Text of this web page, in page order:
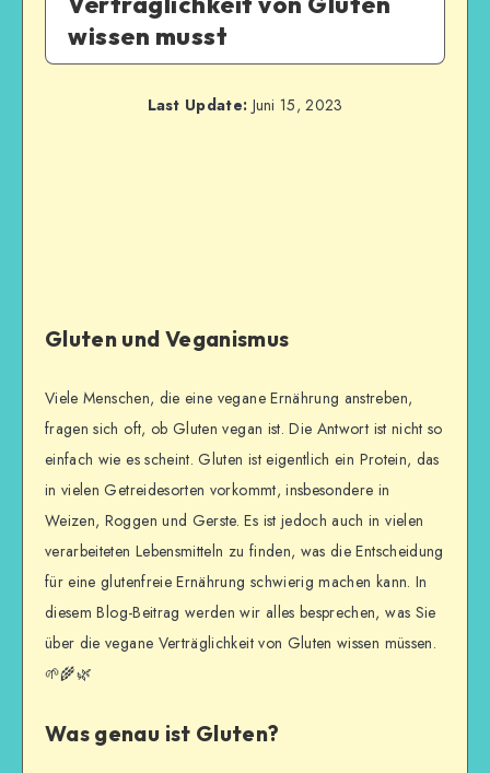
wissen musst
Last Update: Juni 15, 2023
Gluten und Veganismus
Viele Menschen, die eine vegane Ernährung anstreben,
fragen sich oft, ob Gluten vegan ist. Die Antwort ist nicht so
einfach wie es scheint. Gluten ist eigentlich ein Protein, das
in vielen Getreidesorten vorkommt, insbesondere in
Weizen, Roggen und Gerste. Es ist jedoch auch in vielen
verarbeiteten Lebensmitteln zu finden, was die Entscheidung
für eine glutenfreie Ernährung schwierig machen kann. In
diesem Blog-Beitrag werden wir alles besprechen, was Sie
über die vegane Verträglichkeit von Gluten wissen müssen.
🌱🌾🌿
Was genau ist Gluten?